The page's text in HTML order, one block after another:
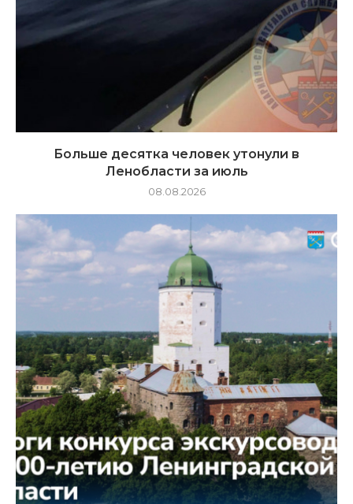
Больше десятка человек утонули в
Ленобласти за июль
08.08.2026